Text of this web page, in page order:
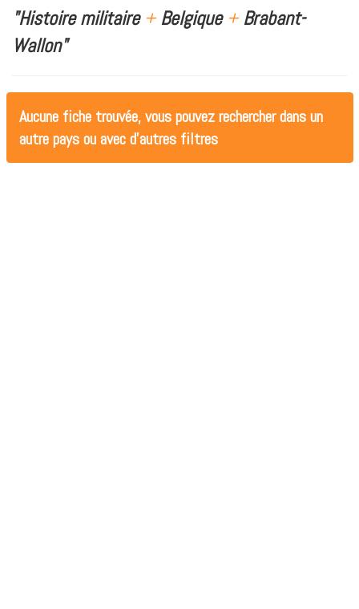
"Histoire militaire +Belgique +Brabant-
Wallon"
Aucune fiche trouvée, vous pouvez rechercher dans un
autre pays ou avec d'autres filtres